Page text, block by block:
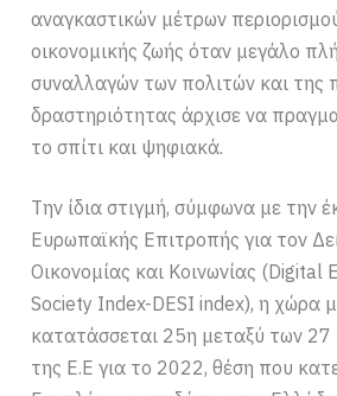
αναγκαστικών μέτρων
οικονομικής ζωής όταν μεγάλο
συναλλαγών των πολιτών και της
δραστηριότητας άρχισε να
το σπίτι και ψηφιακά.
Την ίδια στιγμή, σύμφωνα με την
Ευρωπαϊκής Επιτροπής για τον
Οικονομίας και Κοινωνίας (Digital
Society Index-DESI index), η χώρα
κατατάσσεται 25η μεταξύ των
της Ε.Ε για το 2022, θέση που